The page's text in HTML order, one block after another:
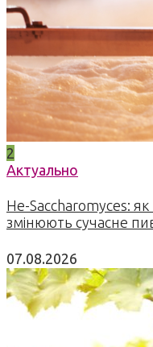
2
Актуально
Не-Saccharomyces: як
змінюють сучасне
07.08.2026